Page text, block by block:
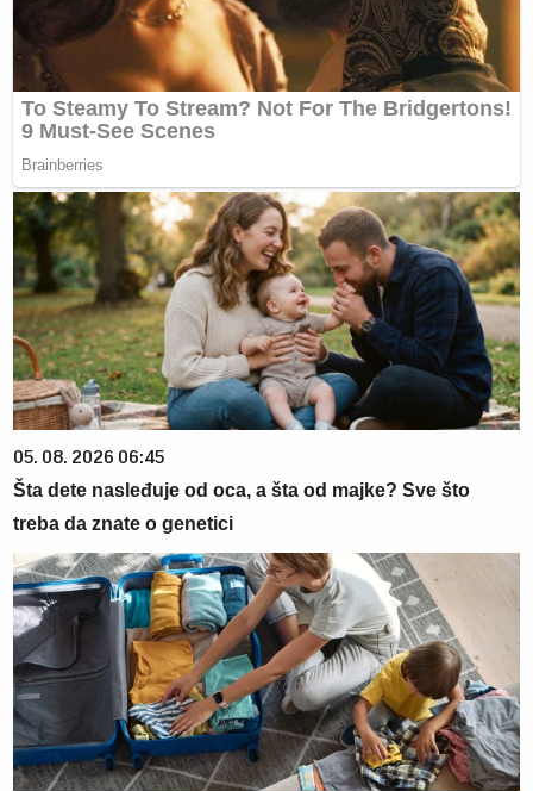
05. 08. 2026 06:45
Šta dete nasleđuje od oca, a šta od majke? Sve što
treba da znate o genetici